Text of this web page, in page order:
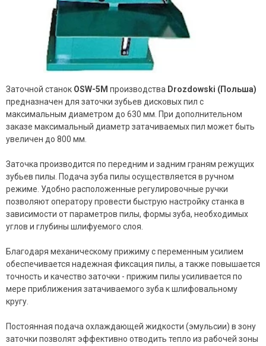
Заточной станок OSW-5M производства Drozdowski (Польша)
предназначен для заточки зубьев дисковых пил с
максимальным диаметром до 630 мм. При дополнительном
заказе максимальный диаметр затачиваемых пил может быть
увеличен до 800 мм.
Заточка производится по передним и задним граням режущих
зубьев пилы. Подача зуба пилы осуществляется в ручном
режиме. Удобно расположенные регулировочные ручки
позволяют оператору провести быструю настройку станка в
зависимости от параметров пилы, формы зуба, необходимых
углов и глубины шлифуемого слоя.
Благодаря механическому прижиму с переменным усилием
обеспечивается надежная фиксация пилы, а также повышается
точность и качество заточки - прижим пилы усиливается по
мере приближения затачиваемого зуба к шлифовальному
кругу.
Постоянная подача охлаждающей жидкости (эмульсии) в зону
заточки позволят эффективно отводить тепло из рабочей зоны